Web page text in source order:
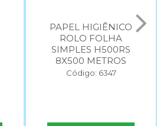
PAPEL HIGIÊNICO
ROLO FOLHA
SIMPLES H500RS
8X500 METROS
Código: 6347